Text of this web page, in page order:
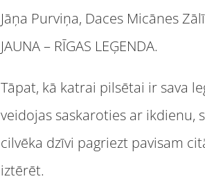
Jāņa Purviņa, Daces Micānes
JAUNA – RĪGAS LEĢENDA.
Tāpat, kā katrai pilsētai ir sava
veidojas saskaroties ar ikdienu,
cilvēka dzīvi pagriezt pavisam
iztērēt.